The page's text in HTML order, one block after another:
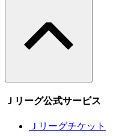
Ｊリーグ公式サービス
Ｊリーグチケット